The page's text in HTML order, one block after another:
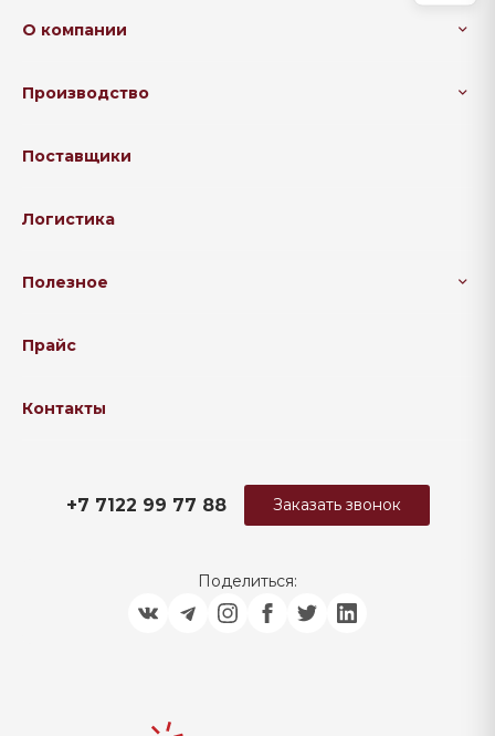
О компании
Производство
Поставщики
Логистика
Полезное
Прайс
Контакты
+7 7122 99 77 88 Заказать звонок
Поделиться: